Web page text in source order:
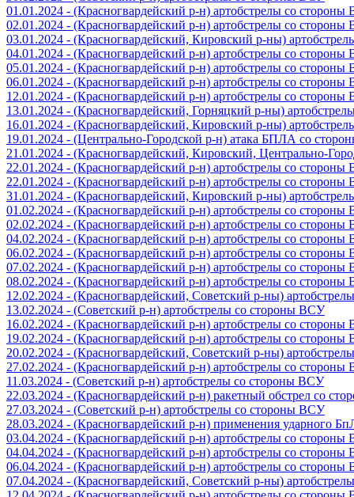
01.01.2024 - (Красногвардейский р-н) артобстрелы со
02.01.2024 - (Красногвардейский р-н) артобстрелы со
03.01.2024 - (Красногвардейский, Кировский р-ны)
04.01.2024 - (Красногвардейский р-н) артобстрелы со
05.01.2024 - (Красногвардейский р-н) артобстрелы со
06.01.2024 - (Красногвардейский р-н) артобстрелы со
12.01.2024 - (Красногвардейский р-н) артобстрелы со
13.01.2024 - (Красногвардейский, Горняцкий р-ны)
16.01.2024 - (Красногвардейский, Кировский р-ны)
19.01.2024 - (Центрально-Городской р-н) атака БПЛА со
21.01.2024 - (Красногвардейский, Кировский, Центрально-
22.01.2024 - (Красногвардейский р-н) артобстрелы со
22.01.2024 - (Красногвардейский р-н) артобстрелы со
31.01.2024 - (Красногвардейский, Кировский р-ны)
01.02.2024 - (Красногвардейский р-н) артобстрелы со
02.02.2024 - (Красногвардейский р-н) артобстрелы со
04.02.2024 - (Красногвардейский р-н) артобстрелы со
06.02.2024 - (Красногвардейский р-н) артобстрелы со
07.02.2024 - (Красногвардейский р-н) артобстрелы со
08.02.2024 - (Красногвардейский р-н) артобстрелы со
12.02.2024 - (Красногвардейский, Советский р-ны)
13.02.2024 - (Советский р-н) артобстрелы со стороны ВСУ
16.02.2024 - (Красногвардейский р-н) артобстрелы со
19.02.2024 - (Красногвардейский р-н) артобстрелы со
20.02.2024 - (Красногвардейский, Советский р-ны)
27.02.2024 - (Красногвардейский р-н) артобстрелы со
11.03.2024 - (Советский р-н) артобстрелы со стороны ВСУ
22.03.2024 - (Красногвардейский р-н) ракетный обстрел со
27.03.2024 - (Советский р-н) артобстрелы со стороны ВСУ
28.03.2024 - (Красногвардейский р-н) применения ударного
03.04.2024 - (Красногвардейский р-н) артобстрелы со
04.04.2024 - (Красногвардейский р-н) артобстрелы со
06.04.2024 - (Красногвардейский р-н) артобстрелы со
07.04.2024 - (Красногвардейский, Советский р-ны)